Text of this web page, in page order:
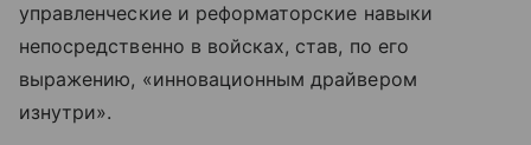
управленческие и реформаторские навыки
непосредственно в войсках, став, по его
выражению, «инновационным драйвером
изнутри».